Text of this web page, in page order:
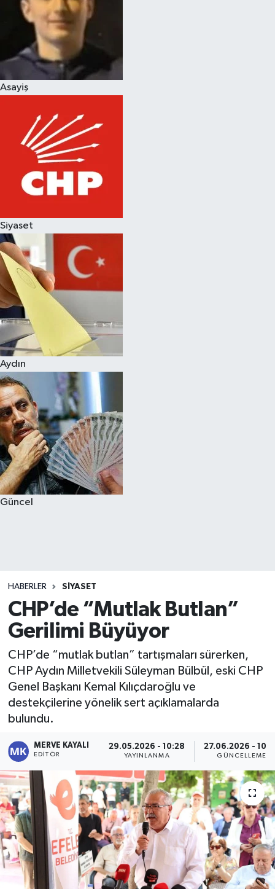
Asayiş
Siyaset
Aydın
Güncel
HABERLER SIYASET
CHP’de “Mutlak Butlan”
Gerilimi Büyüyor
CHP’de “mutlak butlan” tartışmaları sürerken,
CHP Aydın Milletvekili Süleyman Bülbül, eski CHP
Genel Başkanı Kemal Kılıçdaroğlu ve
destekçilerine yönelik sert açıklamalarda
bulundu.
MERVE KAYALI
EDITÖR
29.05.2026 - 10:28
YAYINLANMA
27.06.2026 -
GÜNCELLEME
Magazin